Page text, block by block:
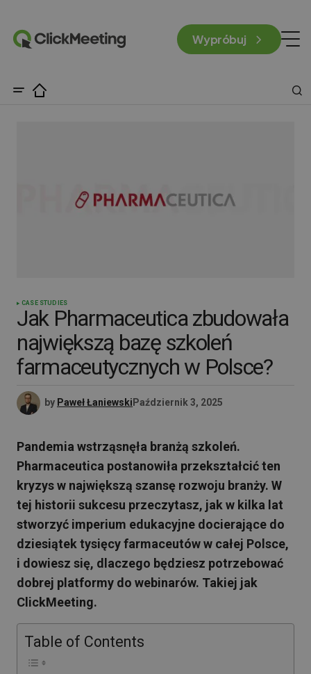
Wypróbuj
CASE STUDIES
Jak Pharmaceutica zbudowała
największą bazę szkoleń
farmaceutycznych w Polsce?
by Paweł Łaniewski Październik 3, 2025
Pandemia wstrząsnęła branżą szkoleń.
Pharmaceutica postanowiła przekształcić ten
kryzys w największą szansę rozwoju branży. W
tej historii sukcesu przeczytasz, jak w kilka lat
stworzyć imperium edukacyjne docierające do
dziesiątek tysięcy farmaceutów w całej Polsce,
i dowiesz się, dlaczego będziesz potrzebować
dobrej platformy do webinarów. Takiej jak
ClickMeeting.
Table of Contents